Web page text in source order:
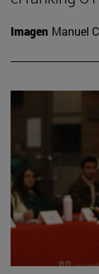
Imagen Manuel